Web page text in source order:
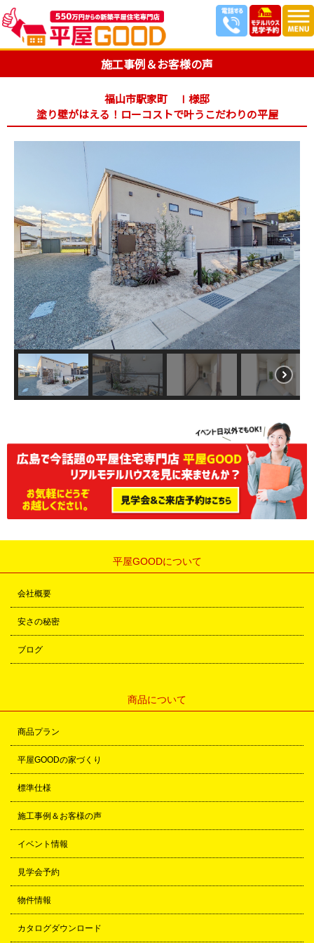
施工事例＆お客様の声
福山市駅家町 Ⅰ様邸
塗り壁がはえる！ローコストで叶うこだわりの平屋
平屋GOODについて
会社概要
安さの秘密
ブログ
商品について
商品プラン
平屋GOODの家づくり
標準仕様
施工事例＆お客様の声
イベント情報
見学会予約
物件情報
カタログダウンロード